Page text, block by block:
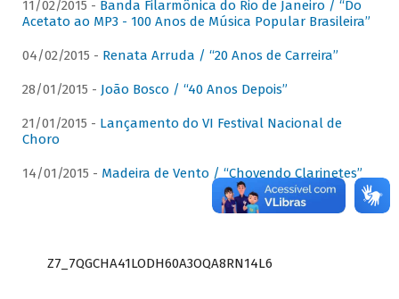
11/02/2015 - Banda Filarmônica do Rio de Janeiro / “Do
Acetato ao MP3 - 100 Anos de Música Popular Brasileira”
04/02/2015 - Renata Arruda / “20 Anos de Carreira”
28/01/2015 - João Bosco / “40 Anos Depois”
21/01/2015 - Lançamento do VI Festival Nacional de
Choro
14/01/2015 - Madeira de Vento / “Chovendo Clarinetes”
Z7_7QGCHA41LODH60A3OQA8RN14L6